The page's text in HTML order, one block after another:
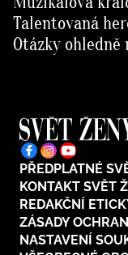
Talentovaná
Otázky
PŘEDPLATNÉ
KONTAKT SVĚT
REDAKČNÍ
ZÁSADY
NASTAVENÍ